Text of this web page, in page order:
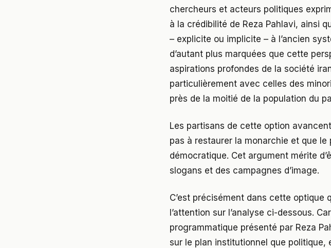
chercheurs et acteurs politiques
à la crédibilité de Reza Pahlavi, ainsi
– explicite ou implicite – à l’ancien
d’autant plus marquées que cette
aspirations profondes de la société
particulièrement avec celles des
près de la moitié de la population du
Les partisans de cette option
pas à restaurer la monarchie et que
démocratique. Cet argument mérite
slogans et des campagnes d’image.
C’est précisément dans cette optique
l’attention sur l’analyse ci-dessous.
programmatique présenté par Reza
sur le plan institutionnel que politique,